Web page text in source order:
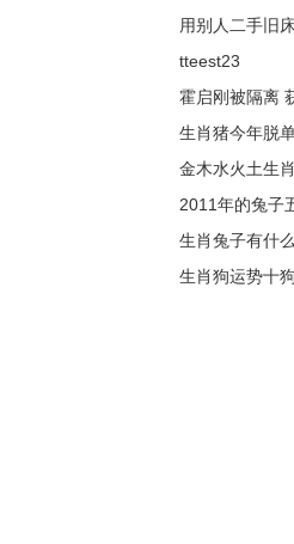
用别人二手旧
tteest23
霍启刚被隔离
生肖猪今年脱
金木水火土生
2011年的兔子
生肖兔子有什
生肖狗运势十